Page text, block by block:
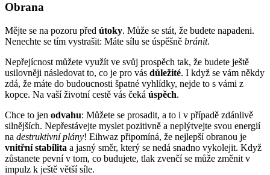
Obrana
Mějte se na pozoru před útoky. Může se stát, že budete napadeni.
Nenechte se tím vystrašit: Máte sílu se úspěšně bránit.
Nepřejícnost můžete využít ve svůj prospěch tak, že budete ještě
usilovněji následovat to, co je pro vás důležité. I když se vám někdy
zdá, že máte do budoucnosti špatné vyhlídky, nejde to s vámi z
kopce. Na vaší životní cestě vás čeká úspěch.
Chce to jen odvahu: Můžete se prosadit, a to i v případě zdánlivě
silnějších. Nepřestávejte myslet pozitivně a neplýtvejte svou energií
na destruktivní plány! Eihwaz připomíná, že nejlepší obranou je
vnitřní stabilita a jasný směr, který se nedá snadno vykolejit. Když
zůstanete pevní v tom, co budujete, tlak zvenčí se může změnit v
impulz k ještě větší síle.